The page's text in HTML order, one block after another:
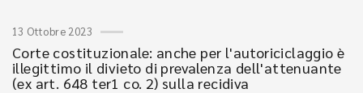
13 Ottobre 2023
Corte costituzionale: anche per l'autoriciclaggio è
illegittimo il divieto di prevalenza dell'attenuante
(ex art. 648 ter1 co. 2) sulla recidiva